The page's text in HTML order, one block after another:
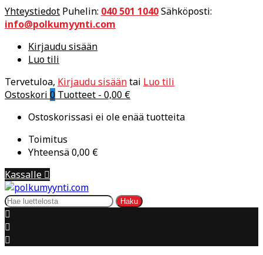
Yhteystiedot Puhelin: 040 501 1040Sähköposti:
info@polkumyynti.com
Kirjaudu sisään
Luo tili
Tervetuloa, Kirjaudu sisääntai Luo tili
Ostoskori 0 Tuotteet - 0,00 €
Ostoskorissasi ei ole enää tuotteita
Toimitus
Yhteensä0,00 €
Kassalle 
Haku


